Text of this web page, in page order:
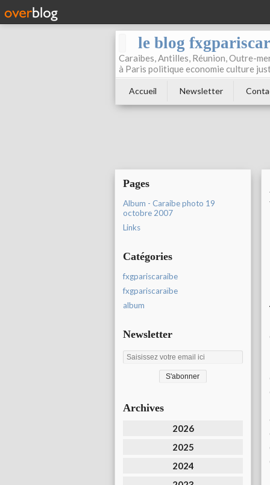
le blog
Caraibes, Antilles, Réunion, Outre-
à Paris politique economie culture
Accueil Newsletter
Pages
Album - Caraibe photo 19
octobre 2007
Links
Catégories
fxgpariscaraibe
fxgpariscaraïbe
album
Newsletter
Archives
2026
2025
2024